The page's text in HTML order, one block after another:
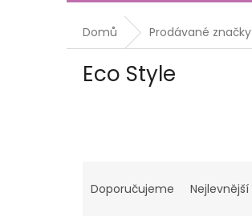
Domů Prodávané značky
Eco Style
aDoporučujeme Nejlevnější